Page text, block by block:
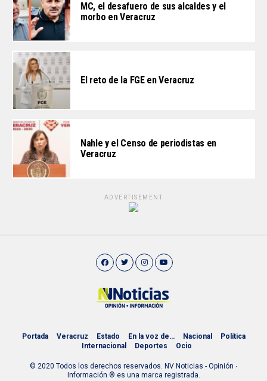
MC, el desafuero de sus alcaldes y el
morbo en Veracruz
El reto de la FGE en Veracruz
Nahle y el Censo de periodistas en
Veracruz
ADVERTISEMENT
Portada Veracruz Estado En la voz de… Nacional
Política
Internacional
Deportes Ocio
© 2020 Todos los derechos reservados. NV Noticias - Opinión ∙
Información ® es una marca registrada.